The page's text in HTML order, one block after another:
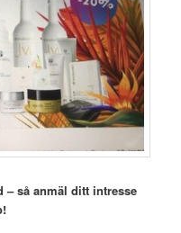
– så anmäl ditt intresse